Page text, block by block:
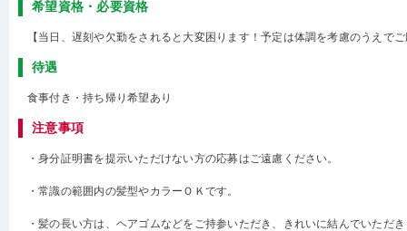
希望資格・必要資格
【当日、遅刻や欠勤をされると大変困ります！予定は体調を考慮のうえで
待遇
食事付き・持ち帰り希望あり
注意事項
・身分証明書を提示いただけない方の応募はご遠慮ください。
・常識の範囲内の髪型やカラーＯＫです。
・髪の長い方は、ヘアゴムなどをご持参いただき、きれいに結んでいただ